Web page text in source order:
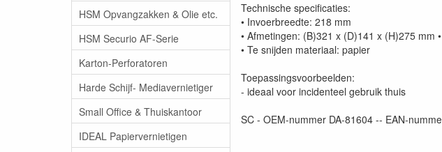
HSM Opvangzakken & Olie etc.
HSM Securio AF-Serie
Karton-Perforatoren
Harde Schijf- Mediavernietiger
Small Office & Thuiskantoor
IDEAL Papiervernietigen
Technische specificaties:
• Invoerbreedte: 218 mm
• Afmetingen: (B)321 x (D)141 x (H)275 mm
• Te snijden materiaal: papier
Toepassingsvoorbeelden:
- ideaal voor incidenteel gebruik thuis
SC - OEM-nummer DA-81604 -- EAN-